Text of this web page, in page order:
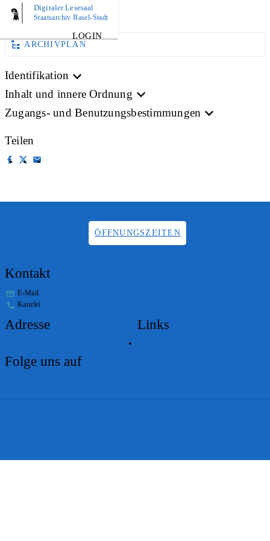
Digitaler Lesesaal
Staatsarchiv Basel-Stadt
LOGIN
BILD
ARCHIVPLAN
Identifikation
Inhalt und innere Ordnung
Zugangs- und Benutzungsbestimmungen
Teilen
ÖFFNUNGSZEITEN
Kontakt
E-Mail
Kanzlei
Adresse Links
Folge uns auf